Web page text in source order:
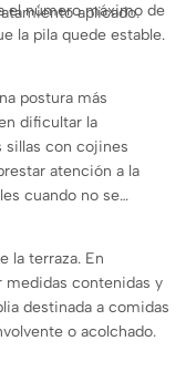
aplicado.
el número máximo de
la pila quede estable.
postura más
dificultar la
sillas con cojines
atención a la
cuando no se
la terraza. En
medidas contenidas y
destinada a comidas
o acolchado.